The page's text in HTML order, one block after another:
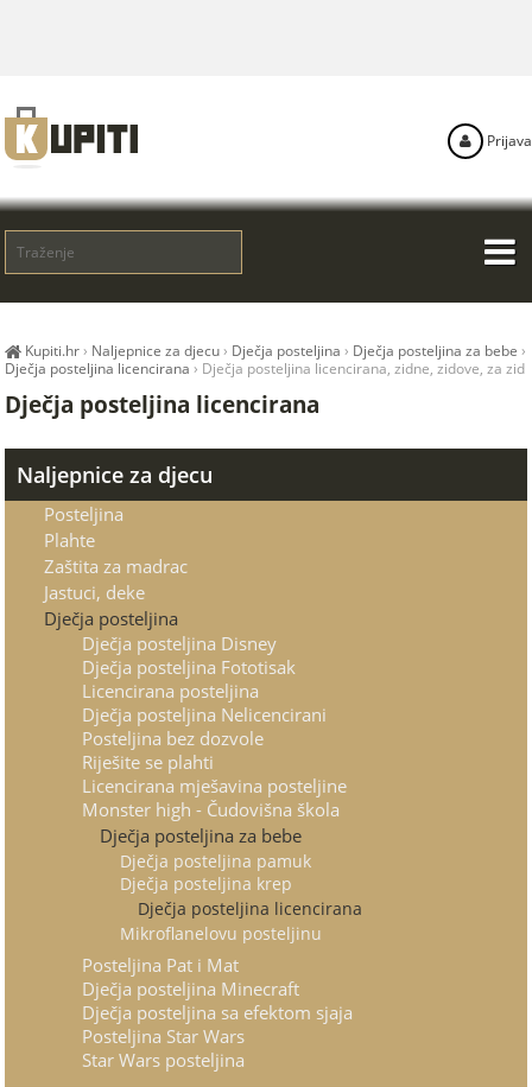
Kupiti.hr› Naljepnice za djecu › Dječja posteljina › Dječja posteljina za bebe ›
Dječja posteljina licencirana › Dječja posteljina licencirana, zidne, zidove, za zid
Dječja posteljina licencirana
Naljepnice za djecu
Posteljina
Plahte
Zaštita za madrac
Jastuci, deke
Dječja posteljina
Dječja posteljina Disney
Dječja posteljina Fototisak
Licencirana posteljina
Dječja posteljina Nelicencirani
Posteljina bez dozvole
Riješite se plahti
Licencirana mješavina posteljine
Monster high - Čudovišna škola
Dječja posteljina za bebe
Dječja posteljina pamuk
Dječja posteljina krep
Dječja posteljina licencirana
Mikroflanelovu posteljinu
Posteljina Pat i Mat
Dječja posteljina Minecraft
Dječja posteljina sa efektom sjaja
Posteljina Star Wars
Star Wars posteljina
Prijava